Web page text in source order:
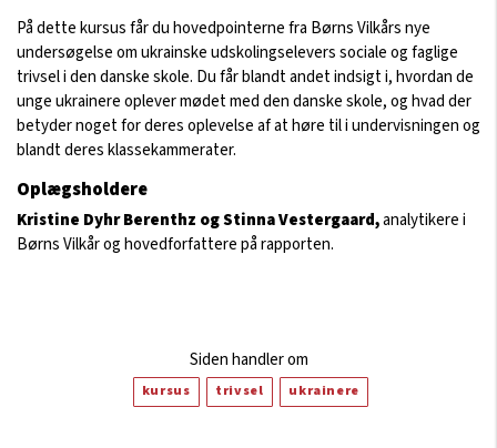
På dette kursus får du hovedpointerne fra Børns Vilkårs nye
undersøgelse om ukrainske udskolingselevers sociale og faglige
trivsel i den danske skole. Du får blandt andet indsigt i, hvordan de
unge ukrainere oplever mødet med den danske skole, og hvad der
betyder noget for deres oplevelse af at høre til i undervisningen og
blandt deres klassekammerater.
Oplægsholdere
Kristine Dyhr Berenthz og Stinna Vestergaard,analytikere i
Børns Vilkår og hovedforfattere på rapporten.
Siden handler om
kursus trivsel ukrainere